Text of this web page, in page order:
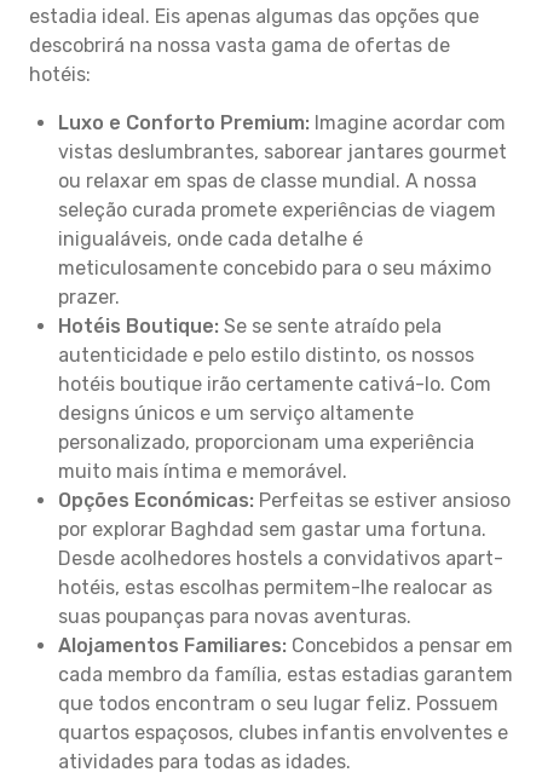
estadia ideal. Eis apenas algumas das opções que
descobrirá na nossa vasta gama de ofertas de
hotéis:
Luxo e Conforto Premium: Imagine acordar com
vistas deslumbrantes, saborear jantares gourmet
ou relaxar em spas de classe mundial. A nossa
seleção curada promete experiências de viagem
inigualáveis, onde cada detalhe é
meticulosamente concebido para o seu máximo
prazer.
Hotéis Boutique: Se se sente atraído pela
autenticidade e pelo estilo distinto, os nossos
hotéis boutique irão certamente cativá-lo. Com
designs únicos e um serviço altamente
personalizado, proporcionam uma experiência
muito mais íntima e memorável.
Opções Económicas: Perfeitas se estiver ansioso
por explorar Baghdad sem gastar uma fortuna.
Desde acolhedores hostels a convidativos apart-
hotéis, estas escolhas permitem-lhe realocar as
suas poupanças para novas aventuras.
Alojamentos Familiares: Concebidos a pensar em
cada membro da família, estas estadias garantem
que todos encontram o seu lugar feliz. Possuem
quartos espaçosos, clubes infantis envolventes e
atividades para todas as idades.